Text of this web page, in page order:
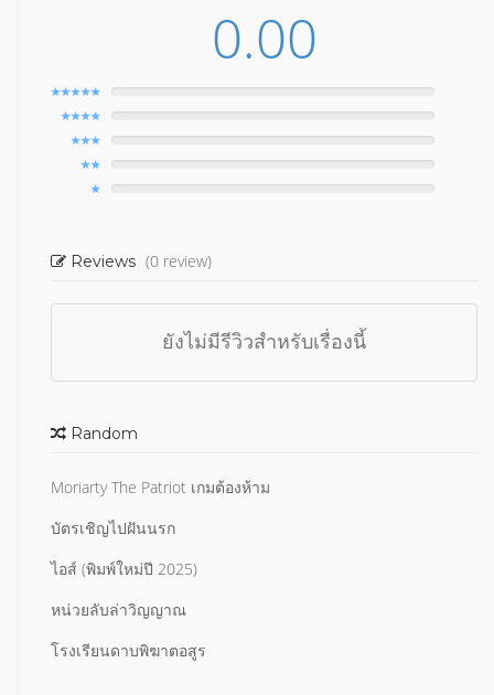
0.00
Reviews (0 review)
ยังไม่มีรีวิวสำหรับเรื่องนี้
Random
Moriarty The Patriot เกมต้องห้าม
บัตรเชิญไปฝันนรก
ไอส์ (พิมพ์ใหม่ปี 2025)
หน่วยลับล่าวิญญาณ
โรงเรียนดาบพิฆาตอสูร